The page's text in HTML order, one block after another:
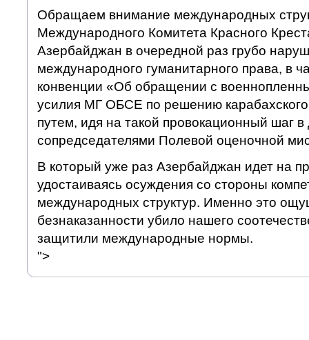
Обращаем внимание международных
Международного Комитета Красного
Азербайджан в очередной раз грубо
международного гуманитарного права, в
конвенции «Об обращении с
усилия МГ ОБСЕ по решению
путем, идя на такой провокационный шаг
сопредседателями Полевой оценочной
В который уже раз Азербайджан идет на
удостаиваясь осуждения со стороны
международных структур. Именно это
безнаказанности убило нашего
защитили международные нормы.
">